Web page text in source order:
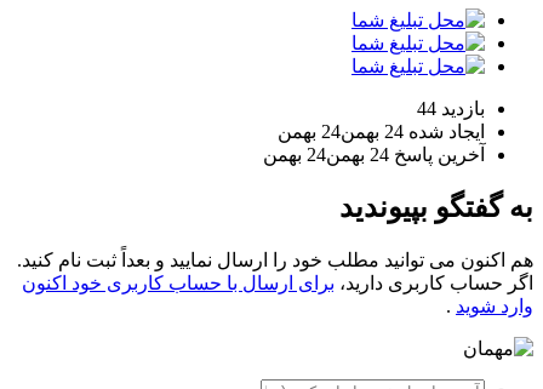
بازدید 44
ایجاد شده 24 بهمن
24 بهمن
آخرین پاسخ 24 بهمن 24 بهمن
بپیوندید
می توانید مطلب خود را ارسال نمایید و بعداً ثبت نام کنید.
کاربری دارید، برای ارسال با حساب کاربری خود اکنون
شوید .